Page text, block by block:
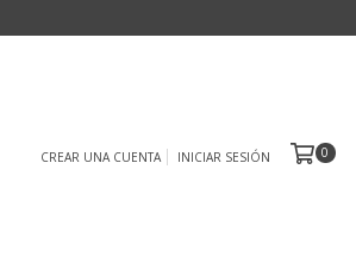
CREAR UNA CUENTA INICIAR SESIÓN 0